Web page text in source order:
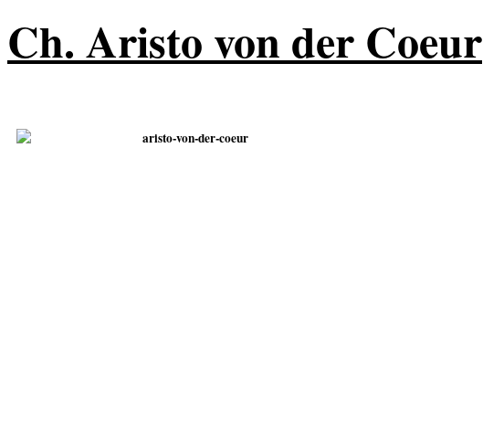
Ch. Aristo von der Coeur